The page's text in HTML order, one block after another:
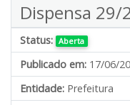
Dispensa 29/
Status: Aberta
Publicado em: 17/06/
Entidade: Prefeitura